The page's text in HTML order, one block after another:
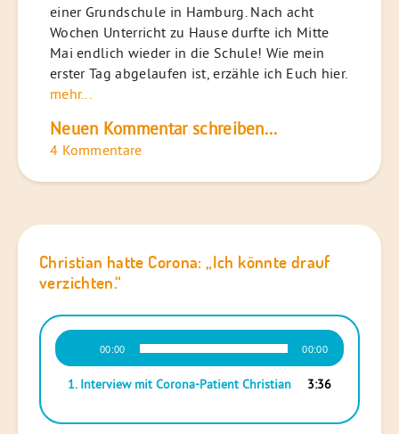
einer Grundschule in Hamburg. Nach acht
Wochen Unterricht zu Hause durfte ich Mitte
Mai endlich wieder in die Schule! Wie mein
erster Tag abgelaufen ist, erzähle ich Euch hier.
mehr...
Neuen Kommentar schreiben...
4 Kommentare
Christian hatte Corona: „Ich könnte drauf
verzichten.“
Audio-
Player
00:00 00:00
1. Interview mit Corona-Patient Christian 3:36